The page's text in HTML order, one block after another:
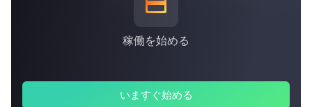
稼働を始める
いますぐ始める